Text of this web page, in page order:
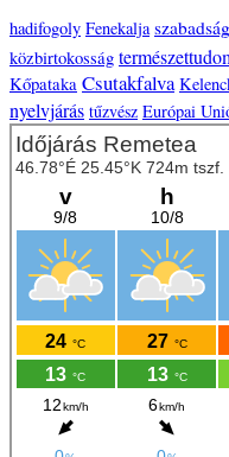
hadifogoly Fenekalja
közbirtokosság
Kőpataka Csutakfalva
nyelvjárás tűzvész Európai